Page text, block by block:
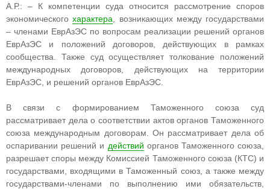
А.Р.: – К компетенции суда относится рассмотрение споров
экономическогохарактера , возникающих между государствами
– членами ЕврАзЭС по вопросам реализации решений органов
ЕврАзЭС и положений договоров, действующих в рамках
сообщества. Также суд осуществляет толкование положений
международных договоров, действующих на территории
ЕврАзЭС, и решений органов ЕврАзЭС.
В связи с формированием Таможенного союза суд
рассматривает дела о соответствии актов органов Таможенного
союза международным договорам. Он рассматривает дела об
оспаривании решений и действий органов Таможенного союза,
разрешает споры между Комиссией Таможенного союза (КТС) и
государствами, входящими в Таможенный союз, а также между
государствами-членами по выполнению ими обязательств,